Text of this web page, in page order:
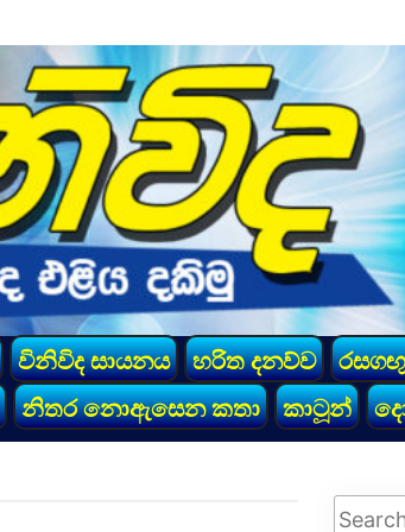
විනිවිද සායනය හරිත දනව්ව
නිතර නොඇසෙන කතා කාටූන්